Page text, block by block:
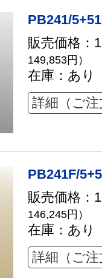
PB241/
販売価格：
149,853円）
在庫：あり
詳細（ご
PB241F/
販売価格：
146,245円）
在庫：あり
詳細（ご